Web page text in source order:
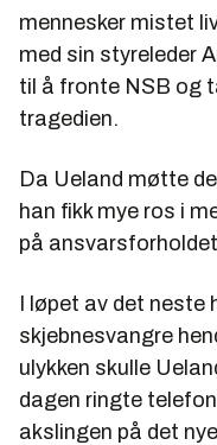
mennesker mistet
med sin styreleder
til å fronte NSB og
tragedien.
Da Ueland møtte
han fikk mye ros i
på
I løpet av det neste
skjebnesvangre
ulykken skulle
dagen ringte
akslingen på det